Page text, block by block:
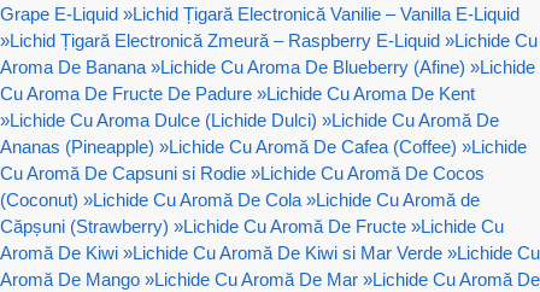
Grape E-Liquid »Lichid Țigară Electronică Vanilie – Vanilla E-Liquid
»Lichid Țigară Electronică Zmeură – Raspberry E-Liquid »Lichide Cu
Aroma De Banana »Lichide Cu Aroma De Blueberry (Afine) »Lichide
Cu Aroma De Fructe De Padure »Lichide Cu Aroma De Kent
»Lichide Cu Aroma Dulce (Lichide Dulci) »Lichide Cu Aromă De
Ananas (Pineapple) »Lichide Cu Aromă De Cafea (Coffee) »Lichide
Cu Aromă De Capsuni si Rodie »Lichide Cu Aromă De Cocos
(Coconut) »Lichide Cu Aromă De Cola »Lichide Cu Aromă de
Căpșuni (Strawberry) »Lichide Cu Aromă De Fructe »Lichide Cu
Aromă De Kiwi »Lichide Cu Aromă De Kiwi si Mar Verde »Lichide Cu
Aromă De Mango »Lichide Cu Aromă De Mar »Lichide Cu Aromă De